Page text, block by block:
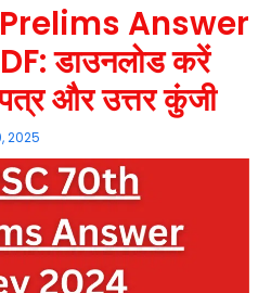
Answer
डाउनलोड करें
और उत्तर कुंजी
2025